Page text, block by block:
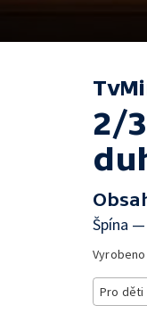
2/
Špína
Vyrobeno
Pro děti